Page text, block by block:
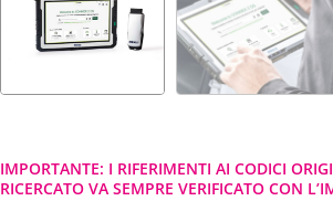
IMPORTANTE: I RIFERIMENTI AI CODICI
RICERCATO VA SEMPRE VERIFICATO CON